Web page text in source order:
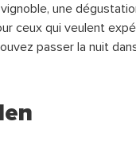
une
ceux qui veulent
passer la nuit